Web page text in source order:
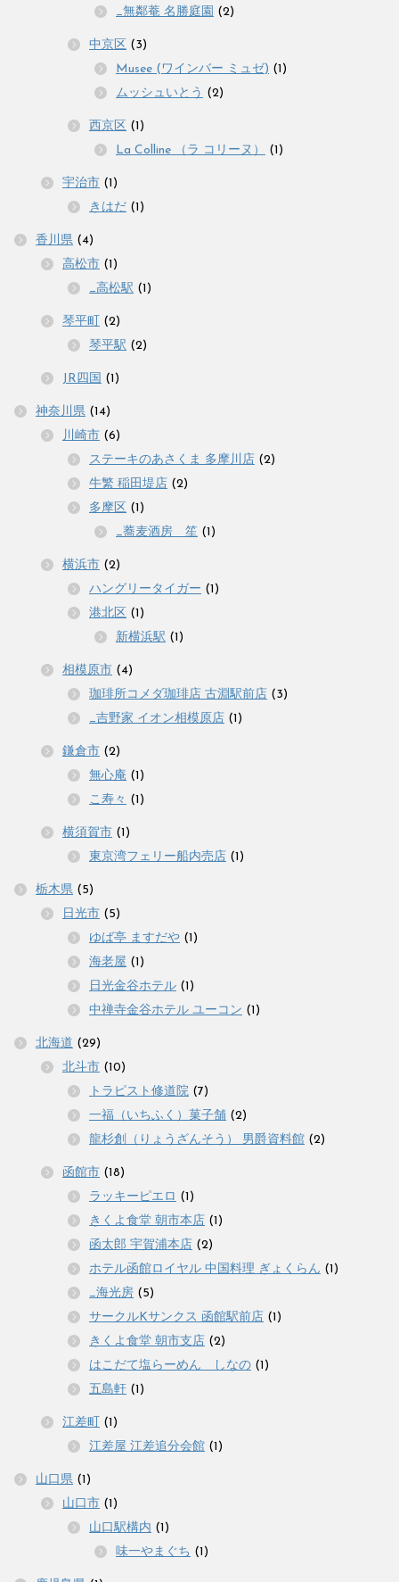
_無鄰菴 名勝庭園 (2)
中京区 (3)
Musee (ワインバー ミュゼ) (1)
ムッシュいとう (2)
西京区 (1)
La Colline （ラ コリーヌ）
(1)
宇治市 (1)
きはだ (1)
香川県 (4)
高松市 (1)
_高松駅 (1)
琴平町 (2)
琴平駅 (2)
JR四国 (1)
神奈川県 (14)
川崎市 (6)
ステーキのあさくま 多摩川店 (2)
牛繁 稲田堤店 (2)
多摩区 (1)
_蕎麦酒房 笙 (1)
横浜市 (2)
ハングリータイガー (1)
港北区 (1)
新横浜駅 (1)
相模原市 (4)
珈琲所コメダ珈琲店 古淵駅前店 (3)
_吉野家 イオン相模原店 (1)
鎌倉市 (2)
無心庵 (1)
こ寿々 (1)
横須賀市 (1)
東京湾フェリー船内売店 (1)
栃木県 (5)
日光市 (5)
ゆば亭 ますだや (1)
海老屋 (1)
日光金谷ホテル (1)
中禅寺金谷ホテル ユーコン (1)
北海道 (29)
北斗市 (10)
トラピスト修道院 (7)
一福（いちふく）菓子舗 (2)
龍杉創（りょうざんそう） 男爵資料館 (2)
函館市 (18)
ラッキーピエロ (1)
きくよ食堂 朝市本店 (1)
函太郎 宇賀浦本店 (2)
ホテル函館ロイヤル 中国料理 ぎょくらん (1)
_海光房 (5)
サークルKサンクス 函館駅前店 (1)
きくよ食堂 朝市支店 (2)
はこだて塩らーめん しなの (1)
五島軒 (1)
江差町 (1)
江差屋 江差追分会館 (1)
山口県 (1)
山口市 (1)
山口駅構内 (1)
味一やまぐち (1)